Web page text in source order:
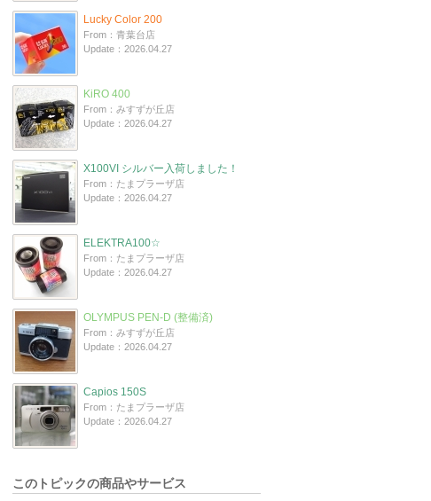
Lucky Color 200
From：青葉台店
Update：2026.04.27
KiRO 400
From：みすずが丘店
Update：2026.04.27
X100VI シルバー入荷しました！
From：たまプラーザ店
Update：2026.04.27
ELEKTRA100☆
From：たまプラーザ店
Update：2026.04.27
OLYMPUS PEN-D (整備済)
From：みすずが丘店
Update：2026.04.27
Capios 150S
From：たまプラーザ店
Update：2026.04.27
このトピックの商品やサービス